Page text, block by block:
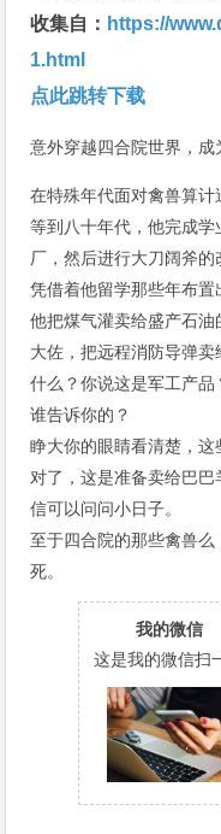
收集自： https://
1.html
点此跳转下载
意外穿越四合院世界，成
在特殊年代面对禽兽算计
等到八十年代，他完成
厂，然后进行大刀阔斧的
凭借着他留学那些年布置
他把煤气灌卖给盛产石
大佐，把远程消防导弹卖
什么？你说这是军工产品
谁告诉你的？
睁大你的眼睛看清楚，这
对了，这是准备卖给巴
信可以问问小日子。
至于四合院的那些禽兽
死。
我的微信
这是我的微信扫